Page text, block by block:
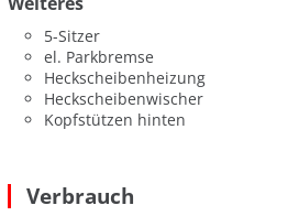
5-Sitzer
el. Parkbremse
Heckscheibenheizung
Heckscheibenwischer
Kopfstützen hinten
Verbrauch